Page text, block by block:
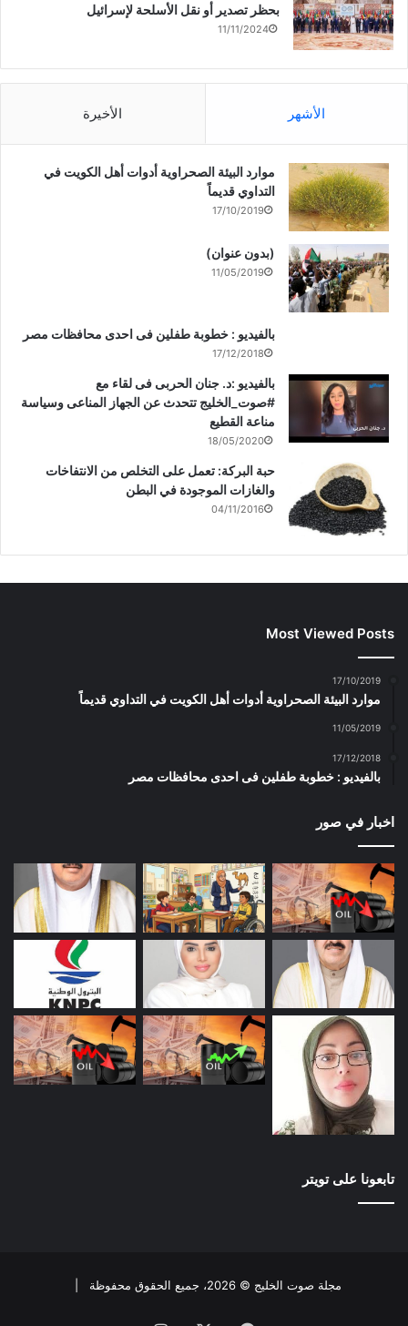
بحظر تصدير أو نقل الأسلحة لإسرائيل
11/11/2024
الأشهر الأخيرة
موارد البيئة الصحراوية أدوات أهل الكويت في
التداوي قديماً
17/10/2019
(بدون عنوان)
11/05/2019
بالفيديو : خطوبة طفلين فى احدى محافظات مصر
17/12/2018
بالفيديو :د. جنان الحربى فى لقاء مع
#صوت_الخليج تتحدث عن الجهاز المناعى وسياسة
مناعة القطيع
18/05/2020
حبة البركة: تعمل على التخلص من الانتفاخات
والغازات الموجودة في البطن
04/11/2016
Most Viewed Posts
17/10/2019
موارد البيئة الصحراوية أدوات أهل الكويت في التداوي قديماً
11/05/2019
17/12/2018
بالفيديو : خطوبة طفلين فى احدى محافظات مصر
اخبار في صور
تابعونا على تويتر
مجلة صوت الخليج © 2026، جميع الحقوق محفوظة |